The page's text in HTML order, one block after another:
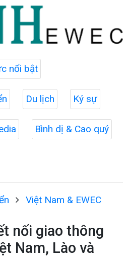
nổi bật
Du lịch Ký sự
Bình dị & Cao quý
Việt Nam & EWEC
nối giao thông
Nam, Lào và